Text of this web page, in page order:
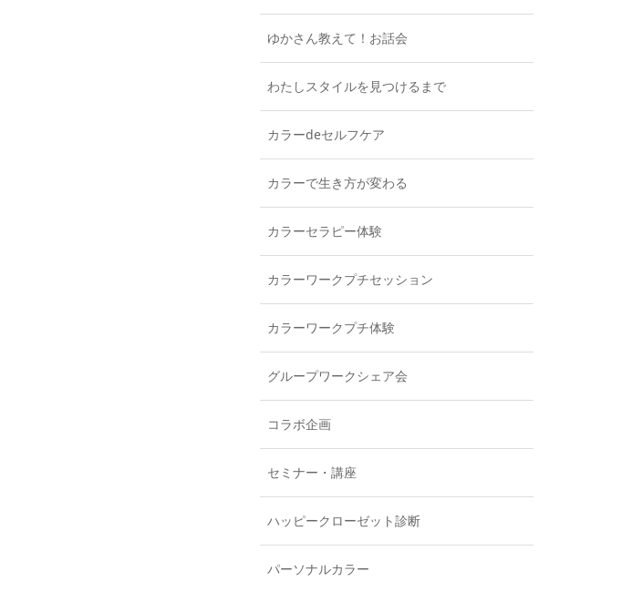
ゆかさん教えて！お話会
わたしスタイルを見つけるまで
カラーdeセルフケア
カラーで生き方が変わる
カラーセラピー体験
カラーワークプチセッション
カラーワークプチ体験
グループワークシェア会
コラボ企画
セミナー・講座
ハッピークローゼット診断
パーソナルカラー